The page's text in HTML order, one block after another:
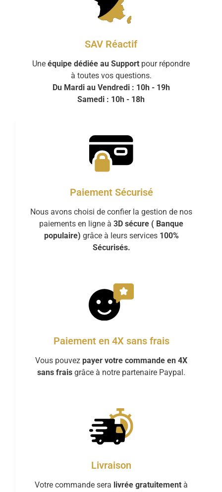
SAV Réactif
Une équipe dédiée au Support pour répondre
à toutes vos questions.
Du Mardi au Vendredi : 10h - 19h
Samedi : 10h - 18h
Paiement Sécurisé
Nous avons choisi de confier la gestion de nos
paiements en ligne à 3D sécure ( Banque
populaire) grâce à leurs services 100%
Sécurisés.
Paiement en 4X sans frais
Vous pouvez payer votre commande en 4X
sans frais grâce à notre partenaire Paypal.
Livraison
Votre commande sera livrée gratuitement à